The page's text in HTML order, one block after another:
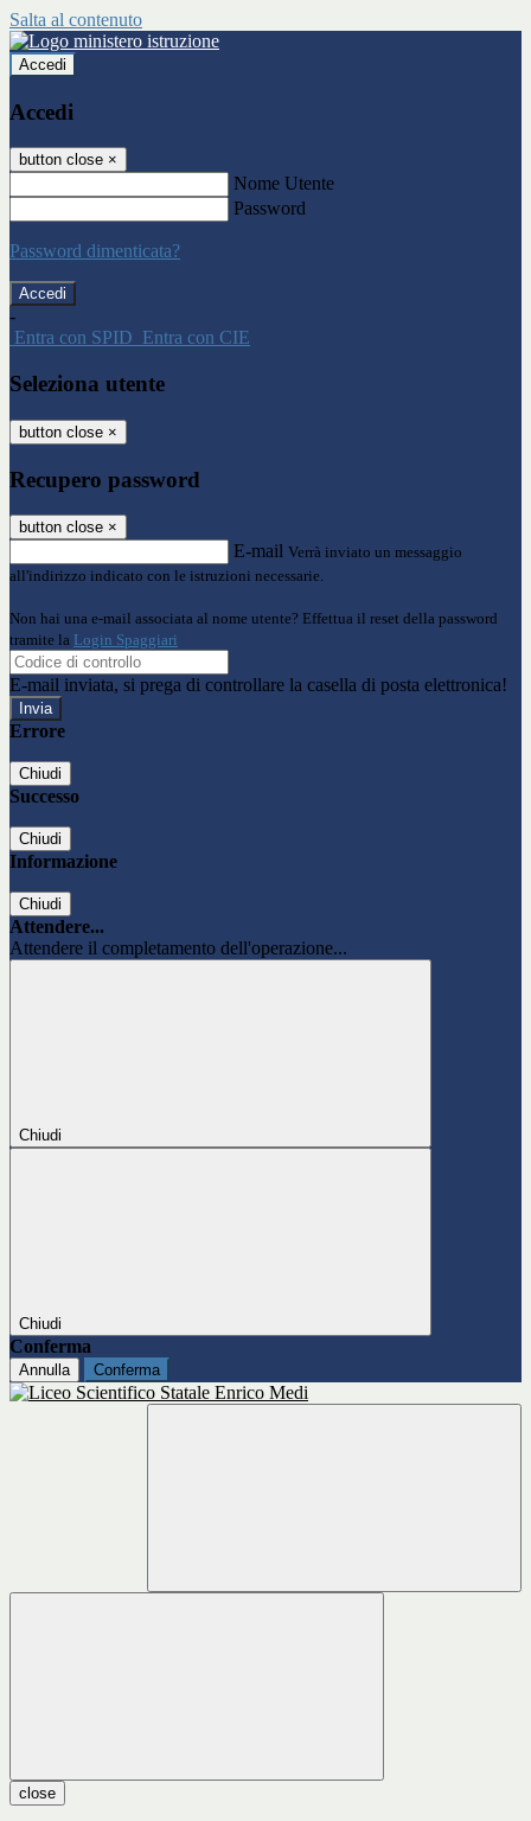
Salta al contenuto
Accedi
Accedi
button close ×
Nome Utente
Password
Password dimenticata?
-
Entra con SPID Entra con CIE
Seleziona utente
button close ×
Recupero password
button close ×
E-mail Verrà inviato un messaggio
all'indirizzo indicato con le istruzioni necessarie.
Non hai una e-mail associata al nome utente? Effettua il reset della password
tramite la Login Spaggiari
E-mail inviata, si prega di controllare la casella di posta elettronica!
Errore
Chiudi
Successo
Chiudi
Informazione
Chiudi
Attendere...
Attendere il completamento dell'operazione...
Chiudi
Chiudi
Conferma
Annulla Conferma
close